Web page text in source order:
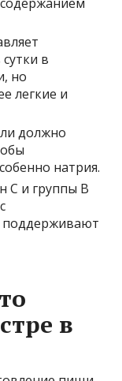
в
но
легкие и
должно
натрия.
C и группы B
поддерживают
в